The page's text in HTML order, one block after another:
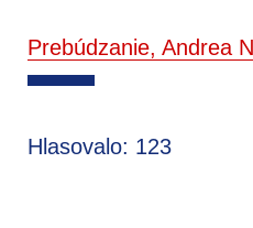
Prebúdzanie, Andrea
Hlasovalo: 123